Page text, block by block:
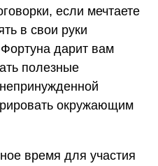
если мечтаете
в свои руки
дарит вам
полезные
окружающим
время для участия